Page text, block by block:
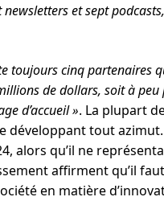
et sept
toujours cinq partenaires
de dollars, soit à
d’accueil ». La plupart
développant tout
alors qu’il ne
affirment qu’il
en matière